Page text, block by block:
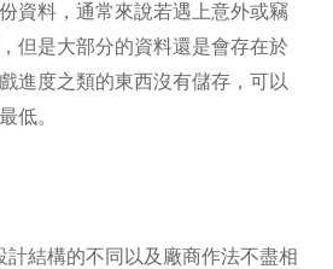
資料，通常來說若遇上意外或竊
但是大部分的資料還是會存在於
進度之類的東西沒有儲存，可以
低。
結構的不同以及廠商作法不盡相